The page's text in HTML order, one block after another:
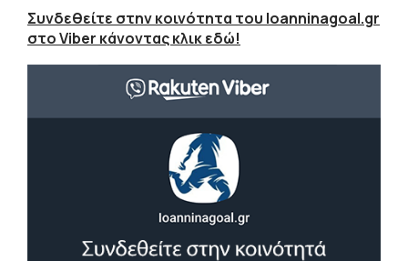
Συνδεθείτε στην κοινότητα του Ioanninagoal.gr
στο Viber κάνοντας κλικ εδώ!